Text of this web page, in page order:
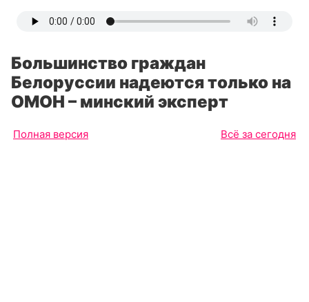
Большинство граждан
Белоруссии надеются только на
ОМОН – минский эксперт
Полная версия Всё за сегодня